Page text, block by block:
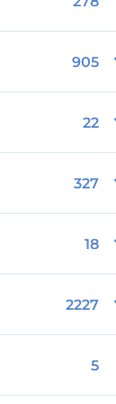
905
22
327
18
2227
5